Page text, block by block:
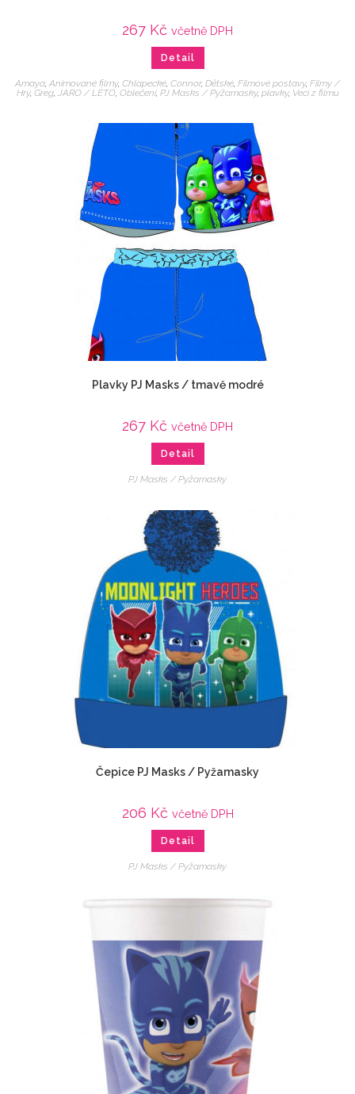
267 Kč včetně DPH
Detail
Amaya, Animované filmy, Chlapecké, Connor, Dětské, Filmové postavy, Filmy /
Hry, Greg, JARO / LÉTO, Oblečení, PJ Masks / Pyžamasky, plavky, Veci z filmu
Plavky PJ Masks / tmavě modré
267 Kč včetně DPH
Detail
PJ Masks / Pyžamasky
Čepice PJ Masks / Pyžamasky
206 Kč včetně DPH
Detail
PJ Masks / Pyžamasky